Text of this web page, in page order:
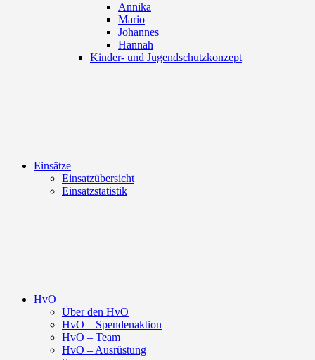
Annika
Mario
Johannes
Hannah
Kinder- und Jugendschutzkonzept
Einsätze
Einsatzübersicht
Einsatzstatistik
HvO
Über den HvO
HvO – Spendenaktion
HvO – Team
HvO – Ausrüstung